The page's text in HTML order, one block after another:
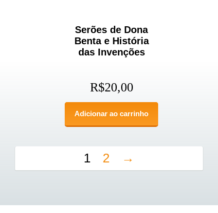
Serões de Dona
Benta e História
das Invenções
R$20,00
Adicionar ao carrinho
1 2 →